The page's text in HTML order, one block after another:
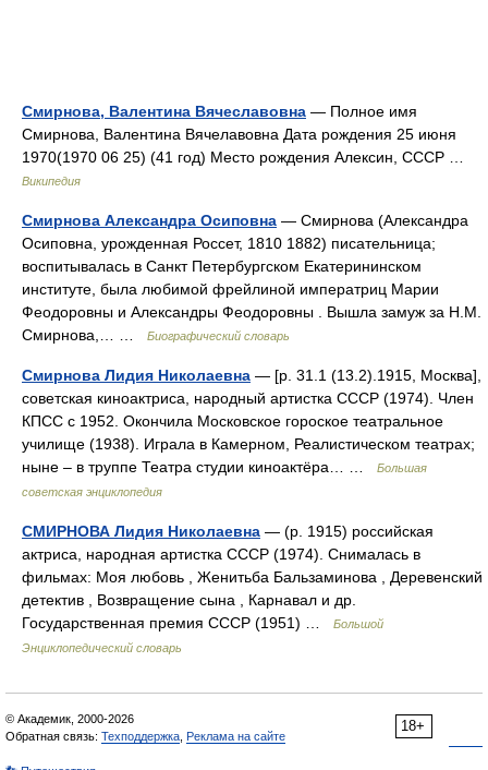
Смирнова, Валентина Вячеславовна — Полное имя
Смирнова, Валентина Вячелавовна Дата рождения 25 июня
1970(1970 06 25) (41 год) Место рождения Алексин, СССР …
Википедия
Смирнова Александра Осиповна — Смирнова (Александра
Осиповна, урожденная Россет, 1810 1882) писательница;
воспитывалась в Санкт Петербургском Екатерининском
институте, была любимой фрейлиной императриц Марии
Феодоровны и Александры Феодоровны . Вышла замуж за Н.М.
Смирнова,… …
Биографический словарь
Смирнова Лидия Николаевна — [р. 31.1 (13.2).1915, Москва],
советская киноактриса, народный артистка СССР (1974). Член
КПСС с 1952. Окончила Московское гороское театральное
училище (1938). Играла в Камерном, Реалистическом театрах;
ныне ‒ в труппе Театра студии киноактёра… …
Большая
советская энциклопедия
СМИРНОВА Лидия Николаевна — (р. 1915) российская
актриса, народная артистка СССР (1974). Снималась в
фильмах: Моя любовь , Женитьба Бальзаминова , Деревенский
детектив , Возвращение сына , Карнавал и др.
Государственная премия СССР (1951) …
Большой
Энциклопедический словарь
18+
© Академик, 2000-2026
Обратная связь: Техподдержка Реклама на сайте